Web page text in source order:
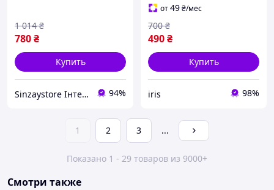
настен
780₴
1 014 ₴
Купить
Sinzaystore Інтернет магазин 94%
Кронштейны для
телевизоров фи
от49₴/мес
490₴
700 ₴
Купить
iris 98%
1 2 3 ...
Показано 1 - 29 товаров из 9000+
Смотри также